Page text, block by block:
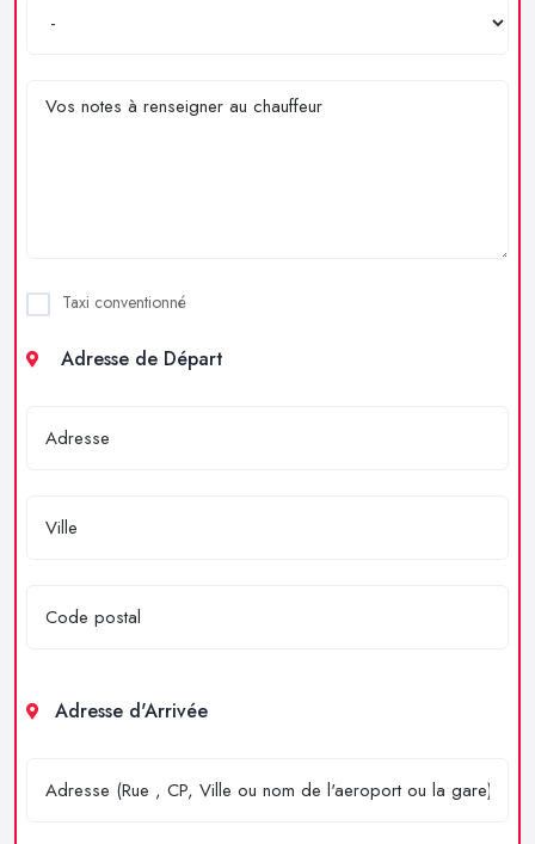
Taxi conventionné
Adresse de Départ
Adresse d'Arrivée